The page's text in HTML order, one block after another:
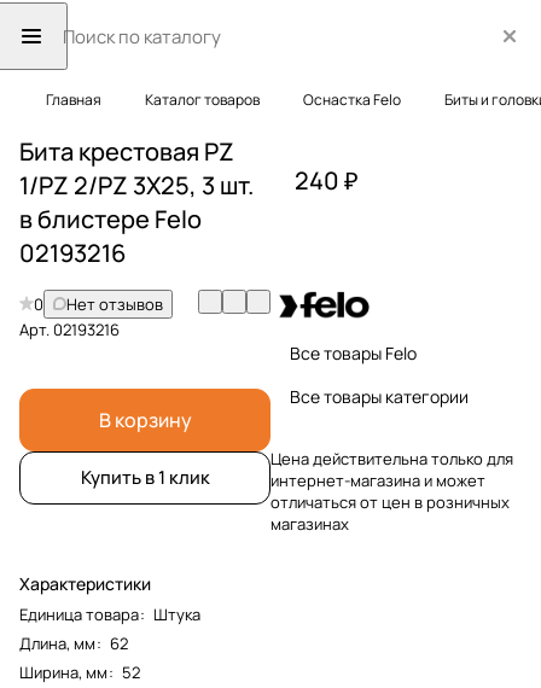
Главная Каталог товаров Оснастка Felo Биты и
Бита крестовая PZ
1/PZ 2/PZ 3X25, 3 шт.
в блистере Felo
02193216
0
Нет отзывов
Арт.02193216
В корзину
Купить в 1 клик
Характеристики
Единица товара: Штука
Длина, мм: 62
Ширина, мм: 52
240 ₽
Все товары Felo
Все товары категории
Цена действительна только для
интернет-магазина и может
отличаться от цен в розничных
магазинах